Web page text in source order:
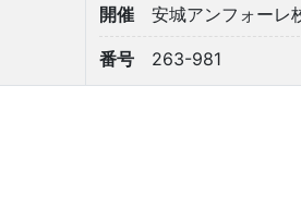
開催 安城アンフォーレ
番号 263-981